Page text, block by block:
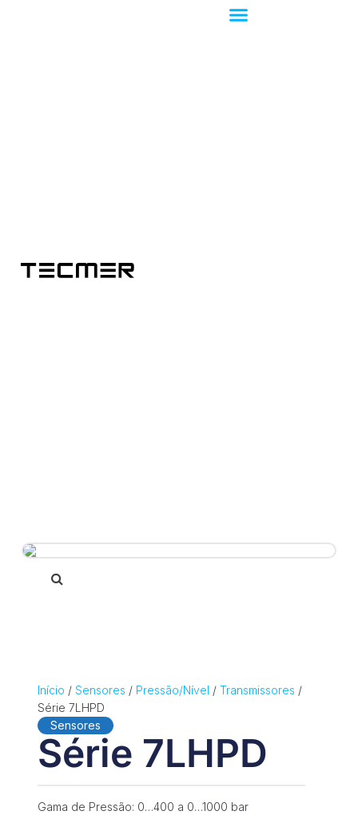
Início / Sensores / Pressão/Nível / Transmissores /
Série 7LHPD
Sensores
Série 7LHPD
Gama de Pressão: 0…400 a 0…1000 bar